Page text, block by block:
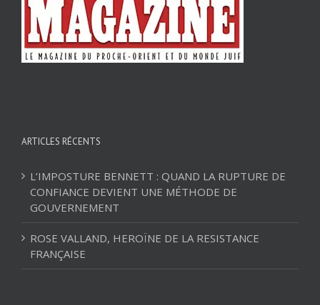
ARTICLES RÉCENTS
L’IMPOSTURE BENNETT : QUAND LA RUPTURE DE
CONFIANCE DEVIENT UNE MÉTHODE DE
GOUVERNEMENT
ROSE VALLAND, HEROÏNE DE LA RESISTANCE
FRANÇAISE